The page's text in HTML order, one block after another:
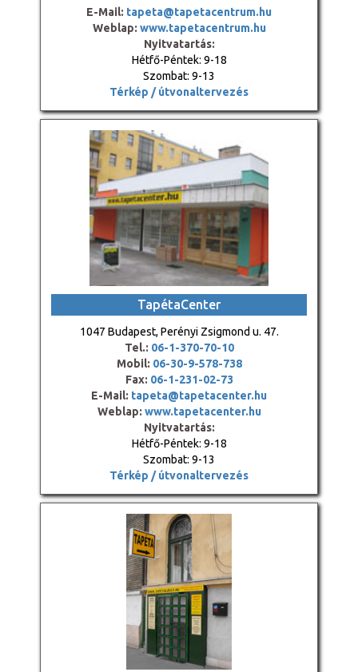
E-Mail: tapeta@tapetacentrum.hu
Weblap: www.tapetacentrum.hu
Nyitvatartás:
Hétfő-Péntek: 9-18
Szombat: 9-13
Térkép / útvonaltervezés
TapétaCenter
1047 Budapest, Perényi Zsigmond u. 47.
Tel.: 06-1-370-70-10
Mobil: 06-30-9-578-738
Fax: 06-1-231-02-73
E-Mail: tapeta@tapetacenter.hu
Weblap: www.tapetacenter.hu
Nyitvatartás:
Hétfő-Péntek: 9-18
Szombat: 9-13
Térkép / útvonaltervezés